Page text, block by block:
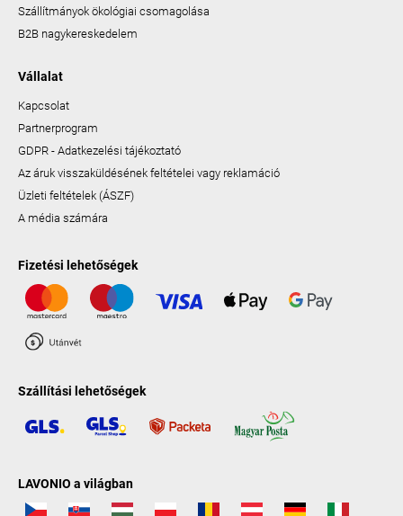
Szállítmányok ökológiai csomagolása
B2B nagykereskedelem
Vállalat
Kapcsolat
Partnerprogram
GDPR - Adatkezelési tájékoztató
Az áruk visszaküldésének feltételei vagy reklamáció
Üzleti feltételek (ÁSZF)
A média számára
Fizetési lehetőségek
Szállítási lehetőségek
LAVONIO a világban